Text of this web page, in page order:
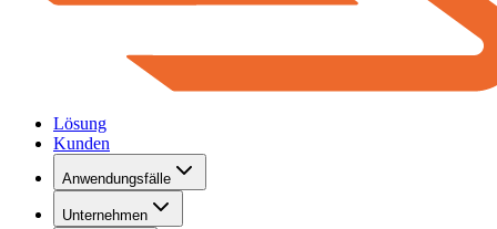
Lösung
Kunden
Anwendungsfälle
Unternehmen